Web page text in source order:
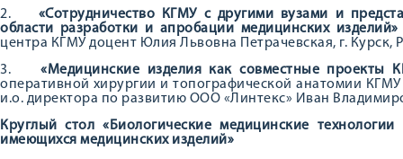
2. «Сотрудничество КГМУ с другими вузами и
области разработки и апробации медицинских изделий»
центра КГМУ доцент Юлия Львовна Петрачевская, г. Курск,
3.
«Медицинские изделия как совместные проекты
оперативной хирургии и топографической анатомии КГМУ
и.о. директора по развитию ООО «Линтекс» Иван
Круглый стол «Биологические медицинские
имеющихся медицинских изделий»